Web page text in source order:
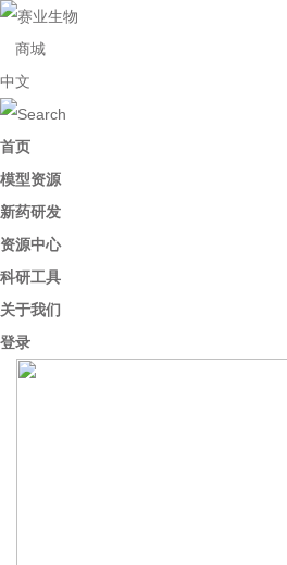
商城
中文
首页
模型资源
新药研发
资源中心
科研工具
关于我们
登录